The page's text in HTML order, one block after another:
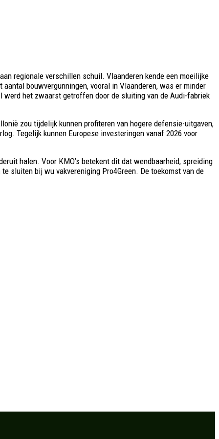
regionale verschillen schuil. Vlaanderen kende een moeilijke
bouwvergunningen, vooral in Vlaanderen, was er minder
het zwaarst getroffen door de sluiting van de Audi-fabriek
zou tijdelijk kunnen profiteren van hogere defensie-uitgaven,
Tegelijk kunnen Europese investeringen vanaf 2026 voor
halen. Voor KMO’s betekent dit dat wendbaarheid, spreiding
sluiten bij wu vakvereniging Pro4Green. De toekomst van de